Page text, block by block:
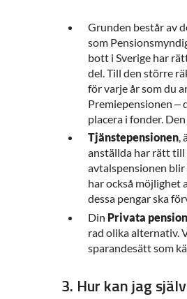
Grunden består av
som
bott i Sverige har
del. Till den större
för varje år som du
Premiepensionen –
placera i fonder.
Tjänstepensionen,
anställda har rätt
avtalspensionen
har också möjlighet
dessa pengar ska
Din Privata pension
rad olika alternativ.
sparandesätt som
3. Hur kan jag